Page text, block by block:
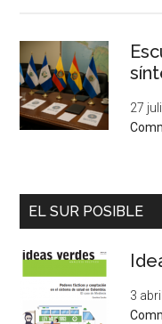
27
EL SUR POSIBLE
3